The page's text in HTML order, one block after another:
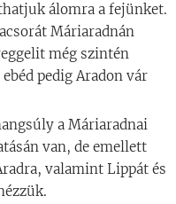
álomra a fejünket.
Máriaradnán
még szintén
pedig Aradon vár
a Máriaradnai
van, de emellett
valamint Lippát és